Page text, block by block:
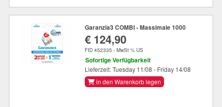
Garanzia3 COMBI - Massimale 1000
€ 124,90
FID 452335 - MwSt % US
Sofortige Verfügbarkeit
Lieferzeit: Tuesday 11/08 - Friday 14/08
in den Warenkorb legen